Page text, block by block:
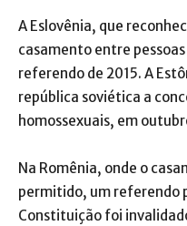
A Eslovênia, que
casamento entre
referendo de 2015. A
república soviética a
homossexuais, em
Na Romênia, onde o
permitido, um referendo
Constituição foi